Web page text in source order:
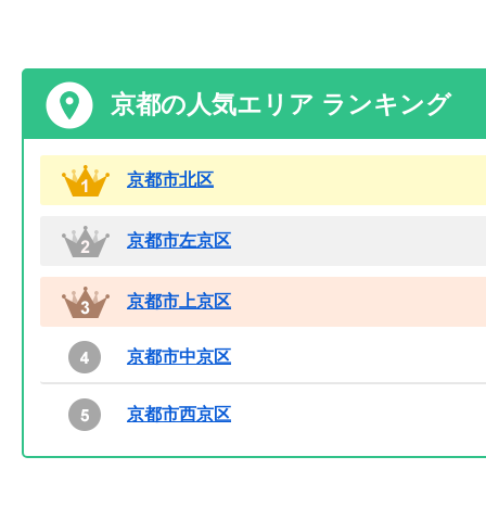
京都の人気エリア ランキング
京都市北区
京都市左京区
京都市上京区
京都市中京区
京都市西京区